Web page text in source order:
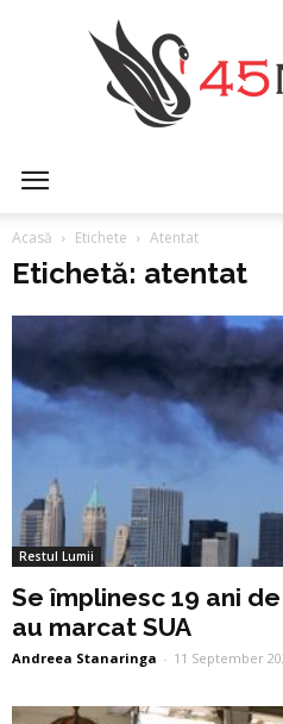
Acasă Etichete Atentat
Etichetă: atentat
Restul Lumii
Se împlinesc 19 ani
au marcat SUA
Andreea Stanaringa - 11 September